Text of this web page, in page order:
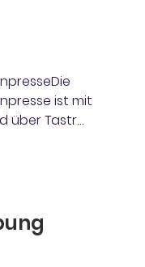
ist mit
über Tastr…